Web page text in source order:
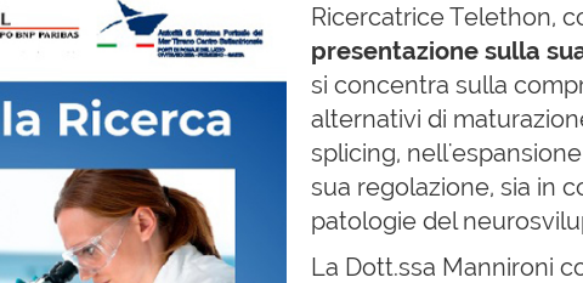
Ricercatrice Telethon,
presentazione sulla
si concentra sulla
alternativi di
splicing,
sua regolazione, sia in
patologie del
La Dott.ssa Mannironi